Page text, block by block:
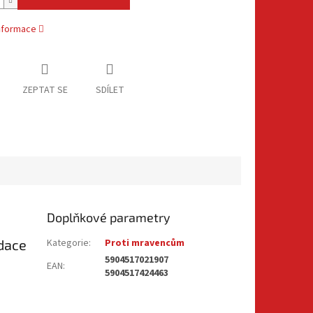
ZEPTAT SE SDÍLET
Doplňkové parametry
Kategorie:
Proti mravencům
EAN:
5904517021907
5904517424463